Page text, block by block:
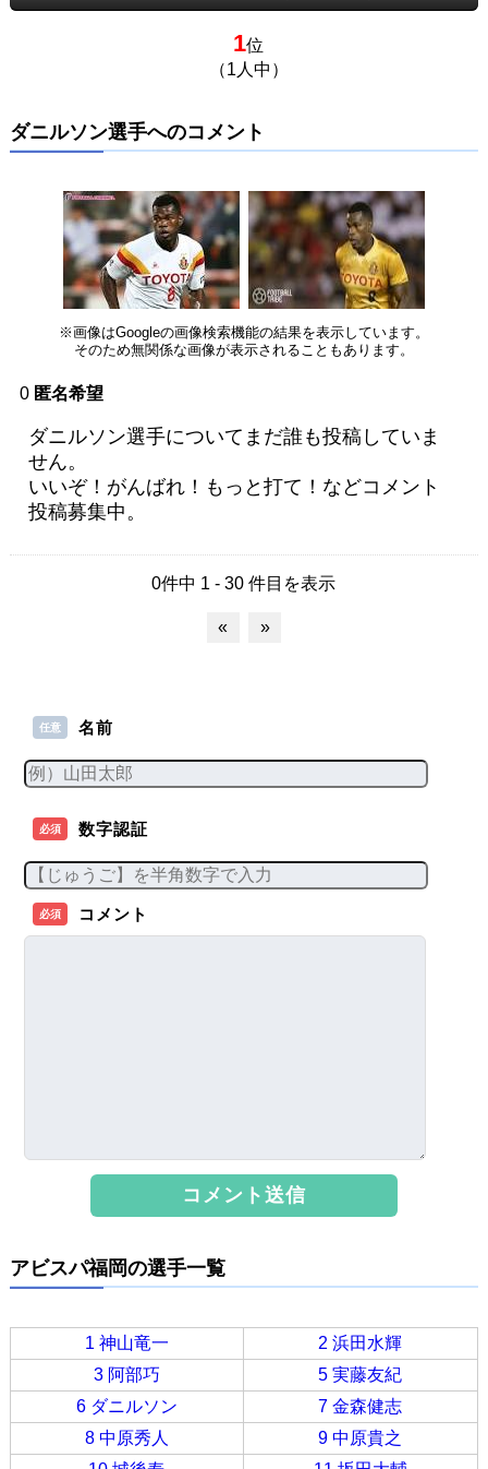
1位
（1人中）
ダニルソン選手へのコメント
※画像はGoogleの画像検索機能の結果を表示しています。
そのため無関係な画像が表示されることもあります。
0 匿名希望
ダニルソン選手についてまだ誰も投稿していま
せん。
いいぞ！がんばれ！もっと打て！などコメント
投稿募集中。
0件中 1 - 30 件目を表示
« »
任意 名前
必須 数字認証
必須 コメント
アビスパ福岡の選手一覧
1 神山竜一
2 浜田水輝
3 阿部巧
5 実藤友紀
6 ダニルソン
7 金森健志
8 中原秀人
9 中原貴之